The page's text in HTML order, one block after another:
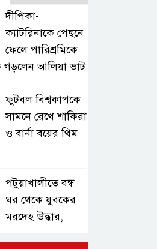
দীপিকা-
ক্যাটরিনাকে পেছনে
ফেলে পারিশ্রমিকে
আলিয়া ভাট
ফুটবল বিশ্বকাপকে
সামনে রেখে শাকিরা
ও বার্না বয়ের থিম
পটুয়াখালীতে বন্ধ
ঘর থেকে যুবকের
মরদেহ উদ্ধার,